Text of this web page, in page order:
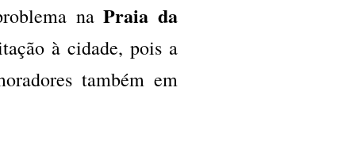
naPraia da
à cidade, pois a
também em